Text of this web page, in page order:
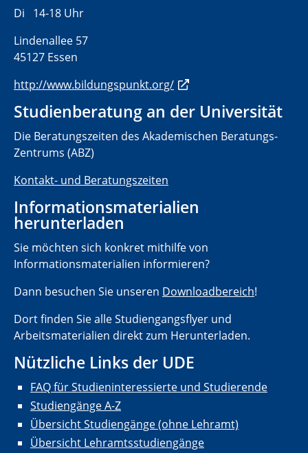
Di 14-18 Uhr
Lindenallee 57
45127 Essen
http://www.bildungspunkt.org/
Studienberatung an der Universität
Die Beratungszeiten des Akademischen Beratungs-
Zentrums (ABZ)
Kontakt- und Beratungszeiten
Informationsmaterialien
herunterladen
Sie möchten sich konkret mithilfe von
Informationsmaterialien informieren?
Dann besuchen Sie unseren Downloadbereich!
Dort finden Sie alle Studiengangsflyer und
Arbeitsmaterialien direkt zum Herunterladen.
Nützliche Links der UDE
FAQ für Studieninteressierte und Studierende
Studiengänge A-Z
Übersicht Studiengänge (ohne Lehramt)
Übersicht Lehramtsstudiengänge